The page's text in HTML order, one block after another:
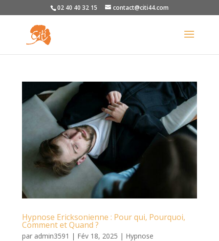
02 40 40 32 15 contact@citi44.com
Hypnose Ericksonienne : Pour qui, Pourquoi,
Comment et Quand ?
par admin3591 | Fév 18, 2025 | Hypnose